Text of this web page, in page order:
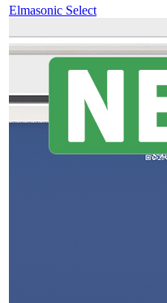
Elmasonic Select